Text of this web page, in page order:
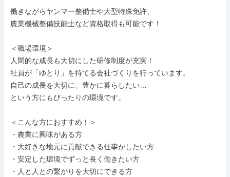
働きながらヤンマー整備士や大型特殊免許、
農業機械整備技能士など資格取得も可能です！
＜職場環境＞
人間的な成長も大切にした研修制度が充実！
社員が「ゆとり」を持てる会社づくりを行っています。
自己の成長を大切に、豊かに暮らしたい…
という方にもぴったりの環境です。
＜こんな方におすすめ！＞
・農業に興味がある方
・大好きな地元に貢献できる仕事がしたい方
・安定した環境でずっと長く働きたい方
・人と人との繋がりを大切にできる方